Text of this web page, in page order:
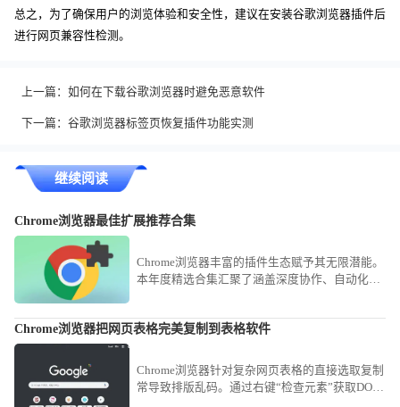
总之，为了确保用户的浏览体验和安全性，建议在安装谷歌浏览器插件后
进行网页兼容性检测。
上一篇： 如何在下载谷歌浏览器时避免恶意软件
下一篇： 谷歌浏览器标签页恢复插件功能实测
继续阅读
Chrome浏览器最佳扩展推荐合集
Chrome浏览器丰富的插件生态赋予其无限潜能。
本年度精选合集汇聚了涵盖深度协作、自动化流
Chrome浏览器把网页表格完美复制到表格软件
Chrome浏览器针对复杂网页表格的直接选取复制
常导致排版乱码。通过右键“检查元素”获取DOM